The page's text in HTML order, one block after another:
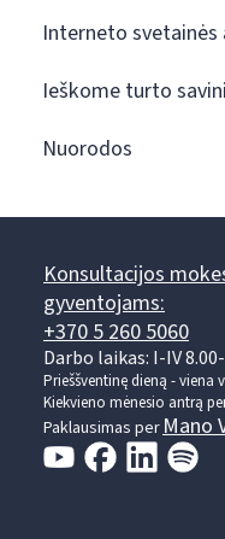
Interneto
Ieškome turto
Nuorodos
Konsultacijos
gyventojams:
+370 5 260 5060
Darbo laikas: I-IV
Prieššventinę dieną - viena
Kiekvieno mėnesio antrą
Paklausimas perMano